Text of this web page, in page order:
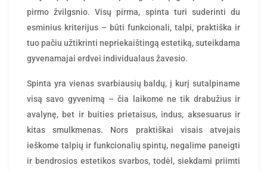
pirmo žvilgsnio. Visų pirma, spinta turi suderinti du
esminius kriterijus – būti funkcionali, talpi, praktiška ir
tuo pačiu užtikrinti nepriekaištingą estetiką, suteikdama
gyvenamajai erdvei individualaus žavesio.
Spinta yra vienas svarbiausių baldų, į kurį sutalpiname
visą savo gyvenimą – čia laikome ne tik drabužius ir
avalynę, bet ir buities prietaisus, indus, aksesuarus ir
kitas smulkmenas. Nors praktiškai visais atvejais
ieškome talpių ir funkcionalių spintų, negalime paneigti
ir bendrosios estetikos svarbos, todėl, siekdami priimti